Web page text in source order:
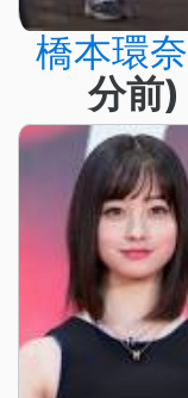
橋本環奈
分前)